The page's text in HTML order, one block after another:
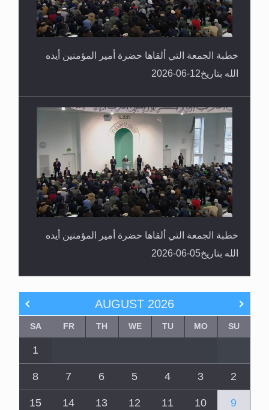
خطبة الجمعة التي ألقاها حضرة أمير المؤمنين أيده
الله بتاريخ12-06-2026
خطبة الجمعة التي ألقاها حضرة أمير المؤمنين أيده
الله بتاريخ05-06-2026
AUGUST 2026
SU
MO
TU
WE
TH
FR
SA
1
2
3
4
5
6
7
8
9
10
11
12
13
14
15